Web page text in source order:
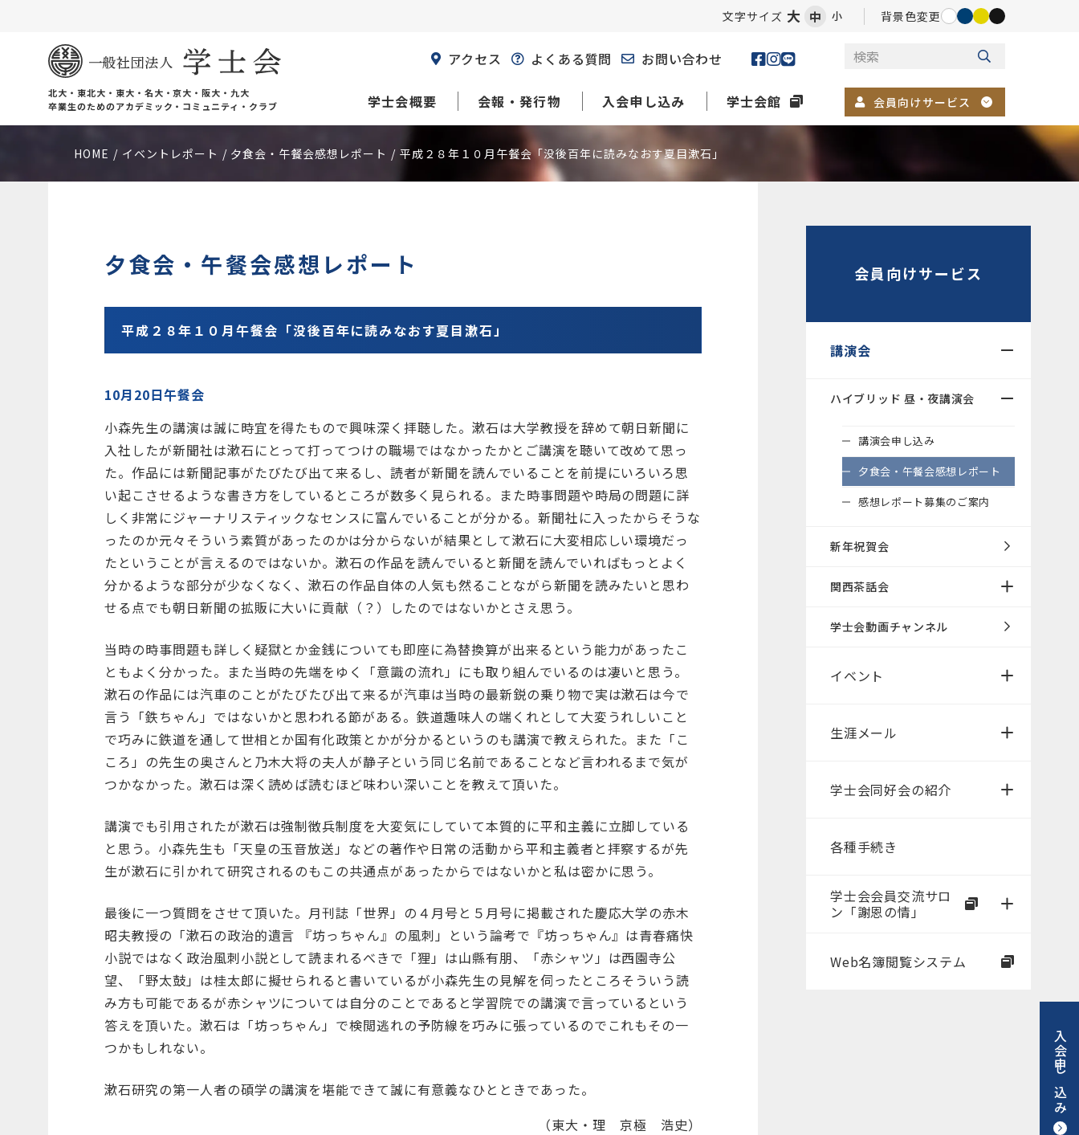
文字サイズ 大 中 小 背景色変更
北大・東北大・東大・名大・京大・阪大・九大
卒業生のためのアカデミック・コミュニティ・クラブ
学士会概要 会報・発行物 入会申し込み 学士会館 会員向けサービス
アクセス よくある質問 お問い合わせ
HOME イベントレポート 夕食会・午餐会感想レポート 平成２８年１０月午餐会「没後百年に読みなおす夏目漱石」
夕食会・午餐会感想レポート
平成２８年１０月午餐会「没後百年に読みなおす夏目漱石」
10月20日午餐会
小森先生の講演は誠に時宜を得たもので興味深く拝聴した。漱石は大学教授を辞めて朝日新聞に
入社したが新聞社は漱石にとって打ってつけの職場ではなかったかとご講演を聴いて改めて思っ
た。作品には新聞記事がたびたび出て来るし、読者が新聞を読んでいることを前提にいろいろ思
い起こさせるような書き方をしているところが数多く見られる。また時事問題や時局の問題に詳
しく非常にジャーナリスティックなセンスに富んでいることが分かる。新聞社に入ったからそうな
ったのか元々そういう素質があったのかは分からないが結果として漱石に大変相応しい環境だっ
たということが言えるのではないか。漱石の作品を読んでいると新聞を読んでいればもっとよく
分かるような部分が少なくなく、漱石の作品自体の人気も然ることながら新聞を読みたいと思わ
せる点でも朝日新聞の拡販に大いに貢献（？）したのではないかとさえ思う。
当時の時事問題も詳しく疑獄とか金銭についても即座に為替換算が出来るという能力があったこ
ともよく分かった。また当時の先端をゆく「意識の流れ」にも取り組んでいるのは凄いと思う。
漱石の作品には汽車のことがたびたび出て来るが汽車は当時の最新鋭の乗り物で実は漱石は今で
言う「鉄ちゃん」ではないかと思われる節がある。鉄道趣味人の端くれとして大変うれしいこと
で巧みに鉄道を通して世相とか国有化政策とかが分かるというのも講演で教えられた。また「こ
ころ」の先生の奥さんと乃木大将の夫人が静子という同じ名前であることなど言われるまで気が
つかなかった。漱石は深く読めば読むほど味わい深いことを教えて頂いた。
講演でも引用されたが漱石は強制徴兵制度を大変気にしていて本質的に平和主義に立脚している
と思う。小森先生も「天皇の玉音放送」などの著作や日常の活動から平和主義者と拝察するが先
生が漱石に引かれて研究されるのもこの共通点があったからではないかと私は密かに思う。
最後に一つ質問をさせて頂いた。月刊誌「世界」の４月号と５月号に掲載された慶応大学の赤木
昭夫教授の「漱石の政治的遺言 『坊っちゃん』の風刺」という論考で『坊っちゃん』は青春痛快
小説ではなく政治風刺小説として読まれるべきで「狸」は山縣有朋、「赤シャツ」は西園寺公
望、「野太鼓」は桂太郎に擬せられると書いているが小森先生の見解を伺ったところそういう読
み方も可能であるが赤シャツについては自分のことであると学習院での講演で言っているという
答えを頂いた。漱石は「坊っちゃん」で検閲逃れの予防線を巧みに張っているのでこれもその一
つかもしれない。
漱石研究の第一人者の碩学の講演を堪能できて誠に有意義なひとときであった。
（東大・理 京極 浩史）
会員向けサービス
講演会
ハイブリッド 昼・夜講演会
講演会申し込み
夕食会・午餐会感想レポート
感想レポート募集のご案内
新年祝賀会
関西茶話会
学士会動画チャンネル
イベント
生涯メール
学士会同好会の紹介
各種手続き
学士会会員交流サロ
ン「謝恩の情」
Web名簿閲覧システム
入会申し込み